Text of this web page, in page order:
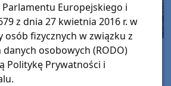
w sprawie potrzeb
Europejskiego i
z dnia 27 kwietnia 2016 r. w
osób fizycznych w związku z
osobowych (RODO)
Politykę Prywatności i